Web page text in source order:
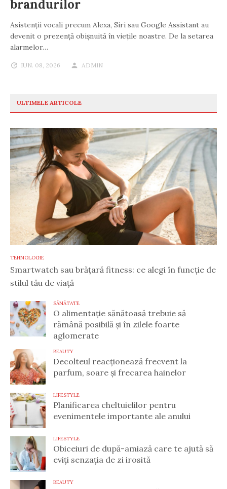
brandurilor
Asistenții vocali precum Alexa, Siri sau Google Assistant au
devenit o prezență obișnuită în viețile noastre. De la setarea
alarmelor…
IUN. 08, 2026 ADMIN
ULTIMELE ARTICOLE
TEHNOLOGIE
Smartwatch sau brățară fitness: ce alegi în funcție de
stilul tău de viață
SĂNĂTATE
O alimentație sănătoasă trebuie să
rămână posibilă și în zilele foarte
aglomerate
BEAUTY
Decolteul reacționează frecvent la
parfum, soare și frecarea hainelor
LIFESTYLE
Planificarea cheltuielilor pentru
evenimentele importante ale anului
LIFESTYLE
Obiceiuri de după-amiază care te ajută să
eviți senzația de zi irosită
BEAUTY